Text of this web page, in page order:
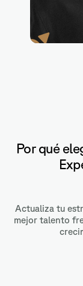
Por qué
Actualiza tu
mejor talento